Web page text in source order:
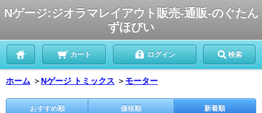
Nゲージ:ジオラマレイアウト販売-通販-のぐたん
ずほびい
カート ログイン 検索
ホーム ＞ Nゲージ トミックス ＞ モーター
おすすめ順 価格順 新着順